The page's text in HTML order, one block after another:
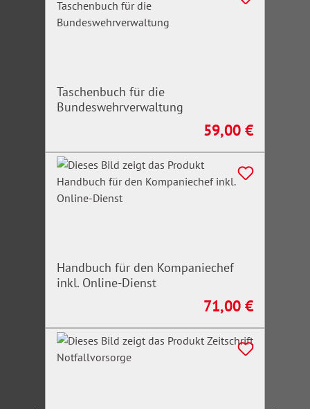
Taschenbuch für die
Bundeswehrverwaltung
Regulärer Preis:
59,00 €
Handbuch für den Kompaniechef
inkl. Online-Dienst
Regulärer Preis:
71,00 €